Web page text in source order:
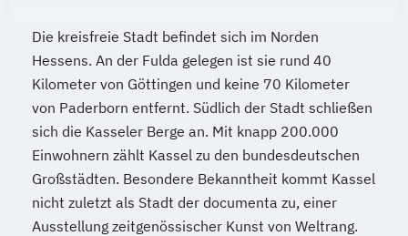
Die kreisfreie Stadt befindet sich im Norden
Hessens. An der Fulda gelegen ist sie rund 40
Kilometer von Göttingen und keine 70 Kilometer
von Paderborn entfernt. Südlich der Stadt schließen
sich die Kasseler Berge an. Mit knapp 200.000
Einwohnern zählt Kassel zu den bundesdeutschen
Großstädten. Besondere Bekanntheit kommt Kassel
nicht zuletzt als Stadt der documenta zu, einer
Ausstellung zeitgenössischer Kunst von Weltrang.